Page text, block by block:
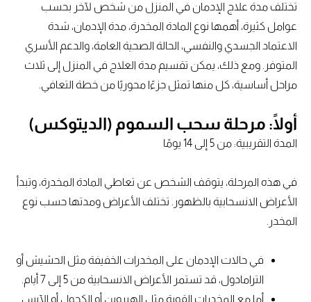
تختلف مدة علاج الإدمان في المنزل من شخص لآخر بحسب
عوامل كثيرة، أهمها نوع المادة المخدرة، مدة الإدمان، شدة
الاعتماد الجسدي والنفسي، الحالة الصحية العامة، والدعم الأسري
المتوفر. ومع ذلك، يمكن تقسيم مدة العلاج في المنزل إلى ثلاث
مراحل أساسية، كل منها تمثل جزءًا محوريًا من خطة التعافي.
أولًا: مرحلة سحب السموم (الديتوكس)
المدة التقريبية: من 5 إلى 14 يومًا
في هذه المرحلة، يتوقف الشخص عن تعاطي المادة المخدرة، وتبدأ
الأعراض الانسحابية بالظهور. تختلف الأعراض ومدتها حسب نوع
المخدر.
في حالات الإدمان على المخدرات الخفيفة مثل الحشيش أو
الترامادول، قد تستمر الأعراض الانسحابية من 5 إلى 7 أيام.
أما مع المخدرات القوية مثل الهيروين أو الكحول أو الآيس